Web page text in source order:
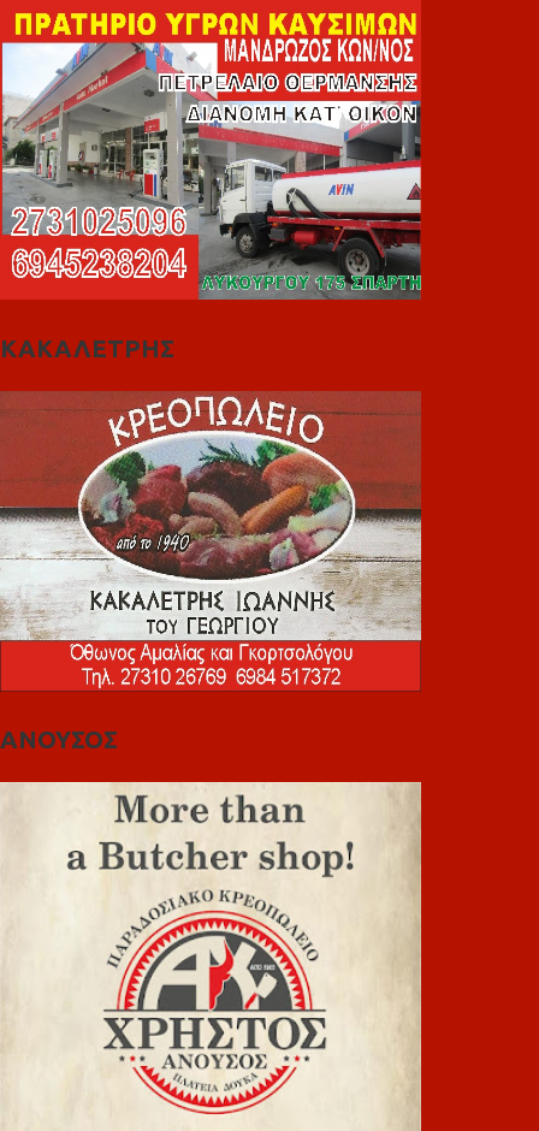
ΚΑΚΑΛΕΤΡΗΣ
ΑΝΟΥΣΟΣ